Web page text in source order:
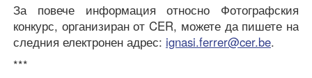
За повече информация относно Фотографския
конкурс, организиран от CER, можете да пишете на
следния електронен адрес: ignasi.ferrer@cer.be.
***